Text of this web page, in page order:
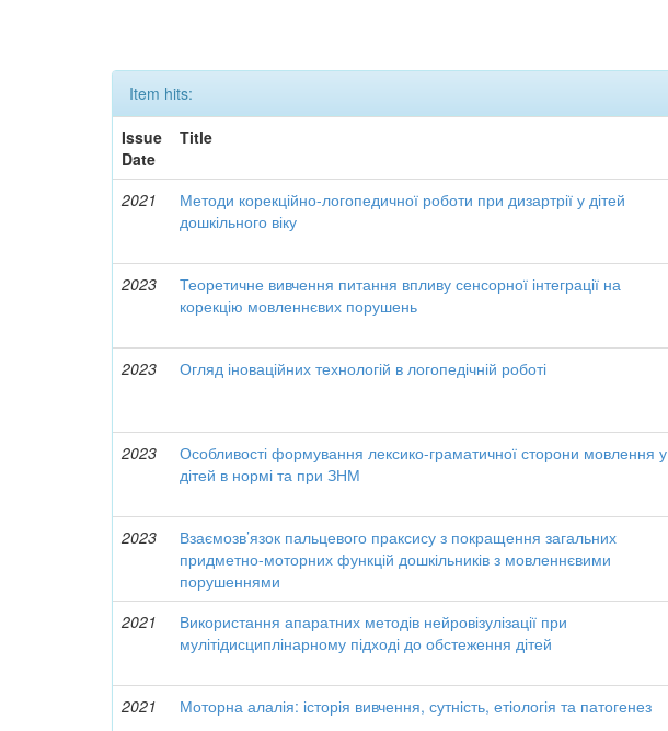
Item hits:
Issue
Date
Title
2021
Методи корекційно-логопедичної роботи при дизартрії у дітей
дошкільного віку
2023
Теоретичне вивчення питання впливу сенсорної інтеграції на
корекцію мовленнєвих порушень
2023
Огляд іноваційних технологій в логопедічній роботі
2023
Особливості формування лексико-граматичної сторони мовлення у
дітей в нормі та при ЗНМ
2023
Взаємозв’язок пальцевого праксису з покращення загальних
придметно-моторних функцій дошкільників з мовленнєвими
порушеннями
2021
Використання апаратних методів нейровізулізації при
мулітідисциплінарному підході до обстеження дітей
2021
Моторна алалія: історія вивчення, сутність, етіологія та патогенез